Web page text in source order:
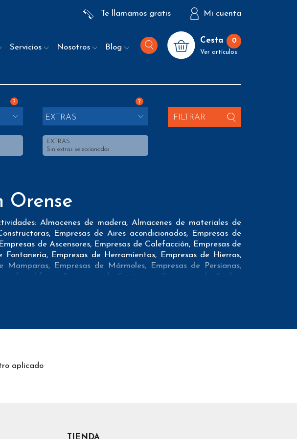
Te llamamos gratis Mi cuenta
Servicios Nosotros Blog
Cesta 0
Ver artículos
? ?
EXTRAS
EXTRAS
Sin extras seleccionados
FILTRAR
Orense
Almacenes de madera, Almacenes de materiales de
Empresas de Aires acondicionados, Empresas de
de Ascensores, Empresas de Calefacción, Empresas de
Fontaneria, Empresas de Herramientas, Empresas de Hierros,
Mamparas, Empresas de Mármoles, Empresas de Persianas,
de edificios, Empresas de Sanitarios, Empresas de Suelos,
Empresas de Toldos, Empresas de Topografia, Empresas
de reformas, Empresas de Áridos, Instaladores eléctricos y
interesantes a nuestros clientes:
aplicado
TIENDA